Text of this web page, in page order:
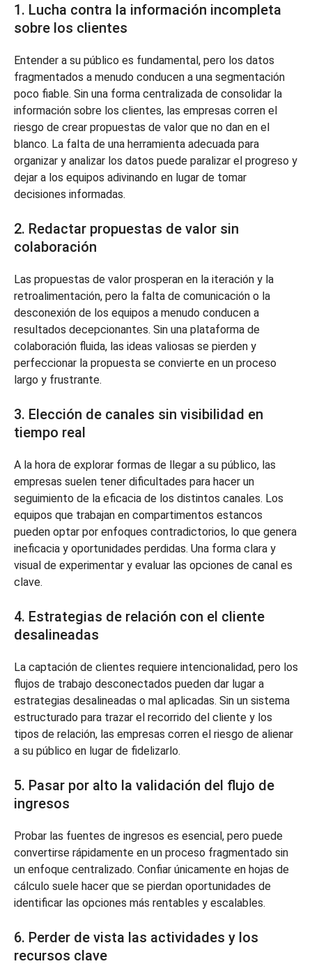
1. Lucha contra la información incompleta
sobre los clientes
Entender a su público es fundamental, pero los datos
fragmentados a menudo conducen a una segmentación
poco fiable. Sin una forma centralizada de consolidar la
información sobre los clientes, las empresas corren el
riesgo de crear propuestas de valor que no dan en el
blanco. La falta de una herramienta adecuada para
organizar y analizar los datos puede paralizar el progreso y
dejar a los equipos adivinando en lugar de tomar
decisiones informadas.
2. Redactar propuestas de valor sin
colaboración
Las propuestas de valor prosperan en la iteración y la
retroalimentación, pero la falta de comunicación o la
desconexión de los equipos a menudo conducen a
resultados decepcionantes. Sin una plataforma de
colaboración fluida, las ideas valiosas se pierden y
perfeccionar la propuesta se convierte en un proceso
largo y frustrante.
3. Elección de canales sin visibilidad en
tiempo real
A la hora de explorar formas de llegar a su público, las
empresas suelen tener dificultades para hacer un
seguimiento de la eficacia de los distintos canales. Los
equipos que trabajan en compartimentos estancos
pueden optar por enfoques contradictorios, lo que genera
ineficacia y oportunidades perdidas. Una forma clara y
visual de experimentar y evaluar las opciones de canal es
clave.
4. Estrategias de relación con el cliente
desalineadas
La captación de clientes requiere intencionalidad, pero los
flujos de trabajo desconectados pueden dar lugar a
estrategias desalineadas o mal aplicadas. Sin un sistema
estructurado para trazar el recorrido del cliente y los
tipos de relación, las empresas corren el riesgo de alienar
a su público en lugar de fidelizarlo.
5. Pasar por alto la validación del flujo de
ingresos
Probar las fuentes de ingresos es esencial, pero puede
convertirse rápidamente en un proceso fragmentado sin
un enfoque centralizado. Confiar únicamente en hojas de
cálculo suele hacer que se pierdan oportunidades de
identificar las opciones más rentables y escalables.
6. Perder de vista las actividades y los
recursos clave